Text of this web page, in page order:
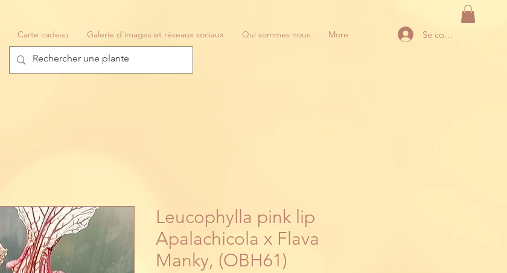
Carte cadeau Galerie d'images et réseaux sociaux Qui sommes nous More Se connecter
Leucophylla pink lip
Apalachicola x Flava
Manky, (OBH61)